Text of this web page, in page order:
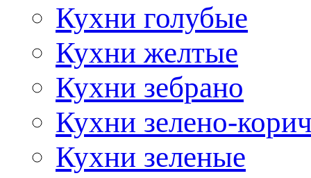
Кухни голубые
Кухни желтые
Кухни зебрано
Кухни зелено-
Кухни зеленые